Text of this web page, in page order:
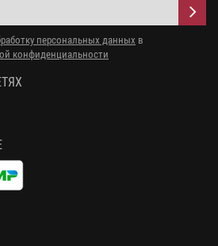
персональных данных в
конфиденциальности